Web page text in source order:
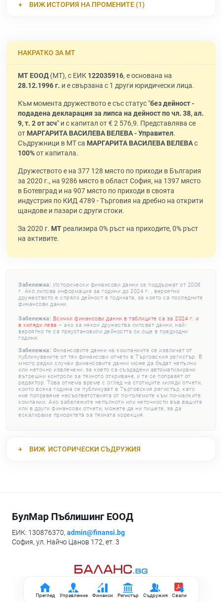
Преглед Управление Финанси Регистър Съдружия Свали
ВИЖ ИСТОРИЯ НА ПРОМЕНИТЕ (1)
НАКРАТКО ЗА МТ
МТ ЕООД(MT), с ЕИК 122035916, е основана на
28.12.1996 г. и е свързана с 1 други юридически лица.
Към момента дружеството е със статус "без дейност -
подадена декларация за липса на дейност по чл. 38, ал.
9, т. 2 от зсч" и с капитал от € 2 576,9. Представлява се
от МАРГАРИТА ВАСИЛЕВА ВЕЛЕВА - Управител.
Съдружници в МТ са МАРГАРИТА ВАСИЛЕВА ВЕЛЕВАс
100%от капитала.
Дружеството е на 377 128 място по приходи в България
за 2020 г., на 9286 място в област София, на 1397 място
в Ботевград и на 907 място по приходи в своята
индустрия по КИД 4789 - Търговия на дребно на открити
щандове и пазари с други стоки.
За 2020 г. МТ реализира 0% ръст на приходите, 0% ръст
на активите.
Забележка: Исторически финансови данни се поддържат от 2008
г. Ако липсва информация за години до 2024 г. , вероятно
дружеството е спряло дейност в годината, за която са последните
финансови данни.
Забележка: Всички финансови данни в таблиците са за 2024 г. и
в хиляди лева – ако за някои дружества липсват данни, най-
вероятно те са преустановили дейността си още в предходни
години.
Забележка: Финансовите данни на компаниите се извличат от
публикуваните от тях финансови отчети в Търговския регистър. В
много редки случаи финансовите данни може да бъдат непълни
или неточно извлечени, за което са създадени автоматизирани
вътрешни контроли за тяхното откриване, и те се поправят от
редактор. Това отнема време с оглед на стотиците хиляди отчети,
които всяка година се публикуват в Търговския регистър, като
ние поправяме несъответствията от по-големите към по-малките
компании. Ако забележите непълноти или неточности във вашите
или в други финансови отчети, можете да ни пишете, за да
ескалираме приоритета за тяхната корекция.
ВИЖ ИСТОРИЧЕСКИ СЪДРУЖИЯ
БулМар Пъблишинг ЕООД
ЕИК: 130876370, admin@finansi.bg
София, ул. Найчо Цанов 172, ет. 3